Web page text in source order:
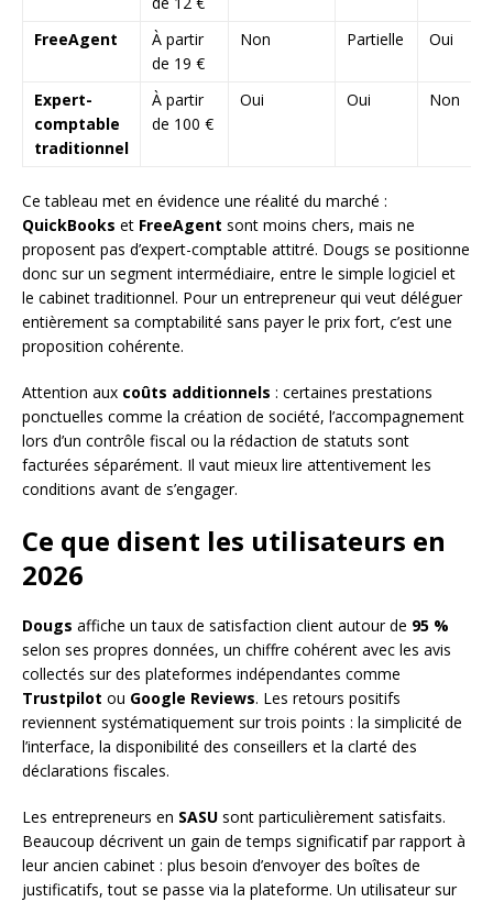
FreeAgent
À partir
de 19 €
Non Partielle Oui
Expert-
comptable
traditionnel
À partir
de 100 €
Oui Oui Non
Ce tableau met en évidence une réalité du marché :
QuickBooks et FreeAgent sont moins chers, mais ne
proposent pas d’expert-comptable attitré. Dougs se positionne
donc sur un segment intermédiaire, entre le simple logiciel et
le cabinet traditionnel. Pour un entrepreneur qui veut déléguer
entièrement sa comptabilité sans payer le prix fort, c’est une
proposition cohérente.
Attention aux coûts additionnels : certaines prestations
ponctuelles comme la création de société, l’accompagnement
lors d’un contrôle fiscal ou la rédaction de statuts sont
facturées séparément. Il vaut mieux lire attentivement les
conditions avant de s’engager.
Ce que disent les utilisateurs en
2026
Dougs affiche un taux de satisfaction client autour de 95 %
selon ses propres données, un chiffre cohérent avec les avis
collectés sur des plateformes indépendantes comme
Trustpilot ou Google Reviews. Les retours positifs
reviennent systématiquement sur trois points : la simplicité de
l’interface, la disponibilité des conseillers et la clarté des
déclarations fiscales.
Les entrepreneurs en SASU sont particulièrement satisfaits.
Beaucoup décrivent un gain de temps significatif par rapport à
leur ancien cabinet : plus besoin d’envoyer des boîtes de
justificatifs, tout se passe via la plateforme. Un utilisateur sur